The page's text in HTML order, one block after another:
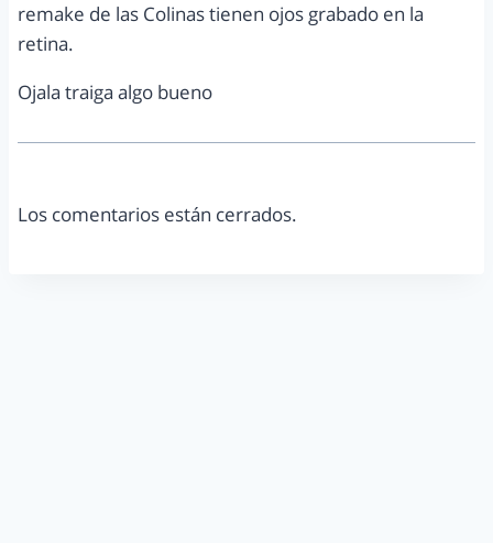
remake de las Colinas tienen ojos grabado en la
retina.
Ojala traiga algo bueno
Los comentarios están cerrados.